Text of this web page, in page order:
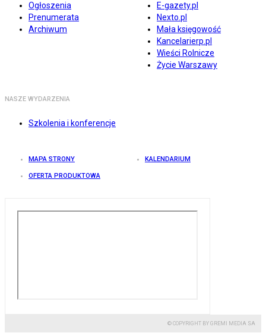
Ogłoszenia
Prenumerata
Archiwum
E-gazety.pl
Nexto.pl
Mała księgowość
Kancelarierp.pl
Wieści Rolnicze
Życie Warszawy
NASZE WYDARZENIA
Szkolenia i konferencje
MAPA STRONY KALENDARIUM
OFERTA PRODUKTOWA
© COPYRIGHT BY GREMI MEDIA SA